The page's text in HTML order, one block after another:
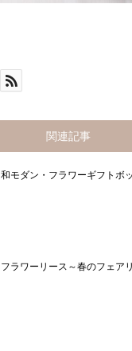
関連記事
和モダン・フラワーギフトボ
フラワーリース～春のフェア